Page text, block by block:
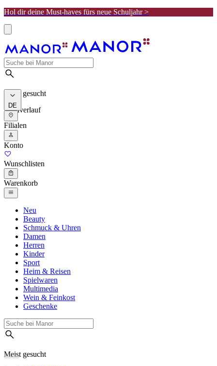
Hol dir deine Must-haves fürs neue Schuljahr >
Meist gesucht
Suchverlauf
DE
Filialen
Konto
Wunschlisten
Warenkorb
Neu
Beauty
Schmuck & Uhren
Damen
Herren
Kinder
Sport
Heim & Reisen
Spielwaren
Multimedia
Wein & Feinkost
Geschenke
Meist gesucht